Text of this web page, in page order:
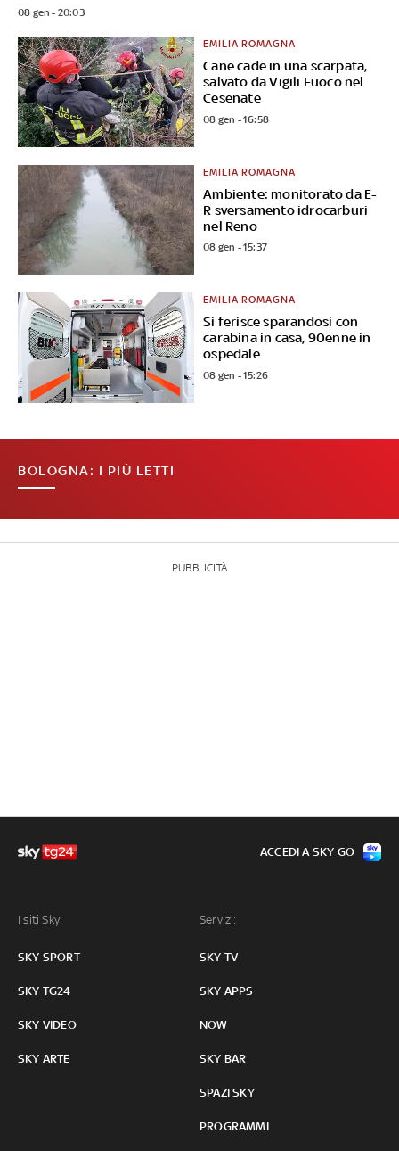
08 gen - 20:03
Cane cade in una scarpata,
salvato da Vigili Fuoco nel
Cesenate
EMILIA ROMAGNA
08 gen - 16:58
Ambiente: monitorato da E-
R sversamento idrocarburi
nel Reno
EMILIA ROMAGNA
08 gen - 15:37
Si ferisce sparandosi con
carabina in casa, 90enne in
ospedale
EMILIA ROMAGNA
08 gen - 15:26
BOLOGNA: I PIÙ LETTI
PUBBLICITÀ
I siti Sky:
SKY SPORT
SKY TG24
SKY VIDEO
SKY ARTE
Servizi:
SKY TV
SKY APPS
NOW
SKY BAR
SPAZI SKY
PROGRAMMI
ACCEDI A SKY GO